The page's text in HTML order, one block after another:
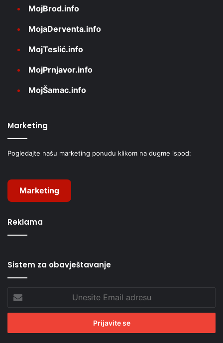
MojBrod.info
MojaDerventa.info
MojTeslić.info
MojPrnjavor.info
MojŠamac.info
Marketing
Pogledajte našu marketing ponudu klikom na dugme ispod:
Marketing
Reklama
Sistem za obavještavanje
Email
adresu